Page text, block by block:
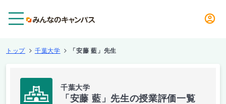
トップ 千葉大学 「安藤 藍」先生
千葉大学
「安藤 藍」先生の授業評価一覧